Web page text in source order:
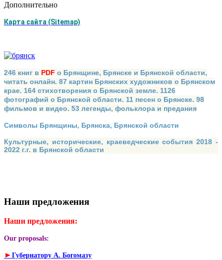
Дополнительно
Карта сайта (Sitemap)
246 книг в PDF о Брянщине, Брянске и Брянской области,
читать онлайн. 87 картин Брянских художников о Брянском
крае. 164 стихотворения о Брянской земле. 1126
фотографий о Брянской области. 11 песен о Брянске. 98
фильмов и видео. 53 легенды, фольклора и предания
Символы Брянщины, Брянска, Брянской области
Культурные, исторические, краеведческие события 2018 -
2022 г.г. в Брянской области
Наши предложения
Наши предложения:
Our proposals:
► Губернатору А. Богомазу